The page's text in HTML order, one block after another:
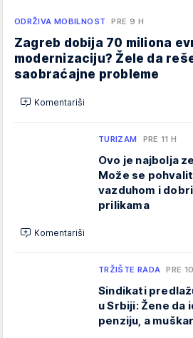
ODRŽIVA MOBILNOST PRE 9 H
Zagreb dobija 70 miliona
modernizaciju? Žele da
saobraćajne probleme
Komentariši
TURIZAM PRE 11 H
Ovo je najbolja
Može se
vazduhom i
prilikama
Komentariši
TRŽIŠTE RADA PRE
Sindikati
u Srbiji: Žene da
penziju, a